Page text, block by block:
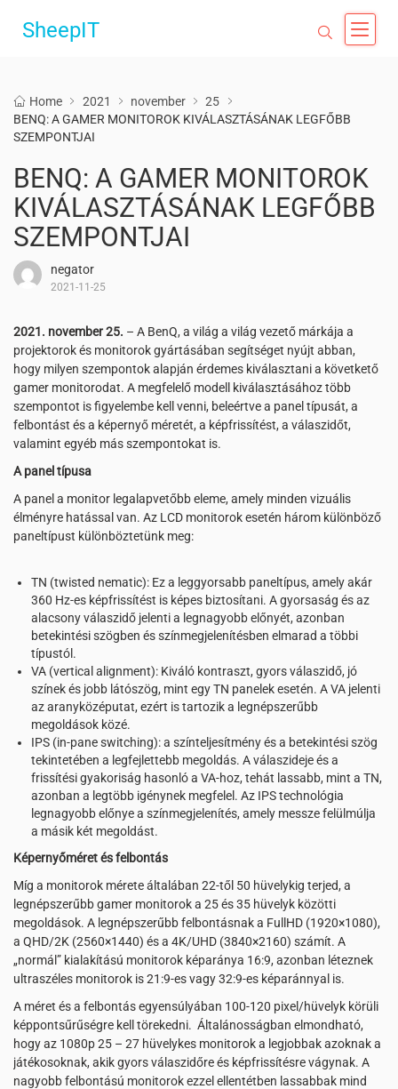
SheepIT
Home 2021 november
25
BENQ: A GAMER MONITOROK KIVÁLASZTÁSÁNAK LEGFŐBB
SZEMPONTJAI
BENQ: A GAMER MONITOROK
KIVÁLASZTÁSÁNAK LEGFŐBB
SZEMPONTJAI
negator
2021-11-25
2021. november 25. – A BenQ, a világ a világ vezető márkája a
projektorok és monitorok gyártásában segítséget nyújt abban,
hogy milyen szempontok alapján érdemes kiválasztani a követkető
gamer monitorodat. A megfelelő modell kiválasztásához több
szempontot is figyelembe kell venni, beleértve a panel típusát, a
felbontást és a képernyő méretét, a képfrissítést, a válaszidőt,
valamint egyéb más szempontokat is.
A panel típusa
A panel a monitor legalapvetőbb eleme, amely minden vizuális
élményre hatással van. Az LCD monitorok esetén három különböző
paneltípust különböztetünk meg:
TN (twisted nematic): Ez a leggyorsabb paneltípus, amely akár
360 Hz-es képfrissítést is képes biztosítani. A gyorsaság és az
alacsony válaszidő jelenti a legnagyobb előnyét, azonban
betekintési szögben és színmegjelenítésben elmarad a többi
típustól.
VA (vertical alignment): Kiváló kontraszt, gyors válaszidő, jó
színek és jobb látószög, mint egy TN panelek esetén. A VA jelenti
az aranyközéputat, ezért is tartozik a legnépszerűbb
megoldások közé.
IPS (in-pane switching): a színteljesítmény és a betekintési szög
tekintetében a legfejlettebb megoldás. A válaszideje és a
frissítési gyakoriság hasonló a VA-hoz, tehát lassabb, mint a TN,
azonban a legtöbb igénynek megfelel. Az IPS technológia
legnagyobb előnye a színmegjelenítés, amely messze felülmúlja
a másik két megoldást.
Képernyőméret és felbontás
Míg a monitorok mérete általában 22-től 50 hüvelykig terjed, a
legnépszerűbb gamer monitorok a 25 és 35 hüvelyk közötti
megoldások. A legnépszerűbb felbontásnak a FullHD (1920×1080),
a QHD/2K (2560×1440) és a 4K/UHD (3840×2160) számít. A
„normál” kialakítású monitorok képaránya 16:9, azonban léteznek
ultraszéles monitorok is 21:9-es vagy 32:9-es képaránnyal is.
A méret és a felbontás egyensúlyában 100-120 pixel/hüvelyk körüli
képpontsűrűségre kell törekedni. Általánosságban elmondható,
hogy az 1080p 25 – 27 hüvelykes monitorok a legjobbak azoknak a
játékosoknak, akik gyors válaszidőre és képfrissítésre vágynak. A
nagyobb felbontású monitorok ezzel ellentétben lassabbak mind